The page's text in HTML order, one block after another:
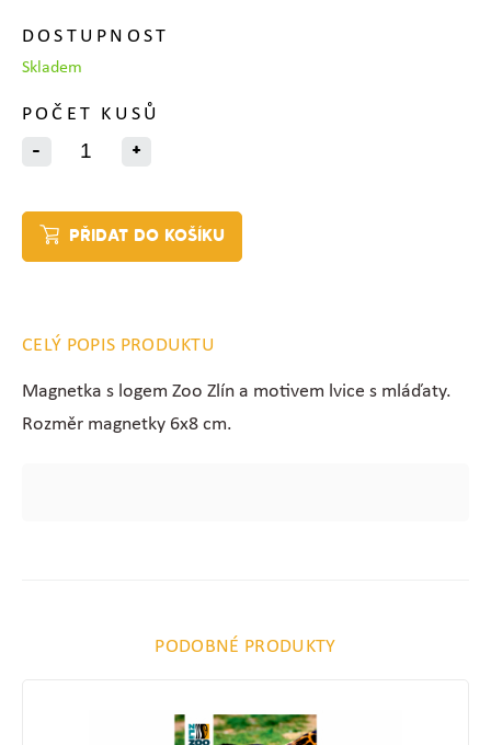
DOSTUPNOST
Skladem
POČET KUSŮ
-
+
PŘIDAT DO KOŠÍKU
CELÝ POPIS PRODUKTU
Magnetka s logem Zoo Zlín a motivem lvice s mláďaty.
Rozměr magnetky 6x8 cm.
PODOBNÉ PRODUKTY